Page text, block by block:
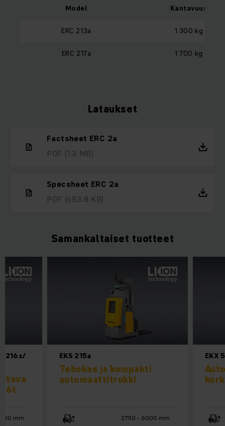
Model Kantavuus
ERC 213a 1 300 kg
ERC 217a 1 700 kg
Lataukset
Factsheet ERC 2a
PDF (1,3 MB)
Specsheet ERC 2a
PDF (653,8 KB)
Samankaltaiset tuotteet
EKS 215a
Tehokas ja kompakti
automaattitrukki
2750 - 6000 mm
EKX
216z/
mm